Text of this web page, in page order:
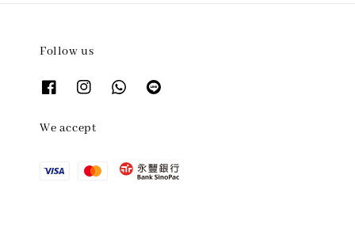
Follow us
We accept